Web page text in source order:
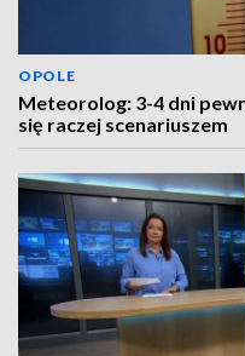
OPOLE
Meteorolog: 3-4 dni
się raczej scenariuszem